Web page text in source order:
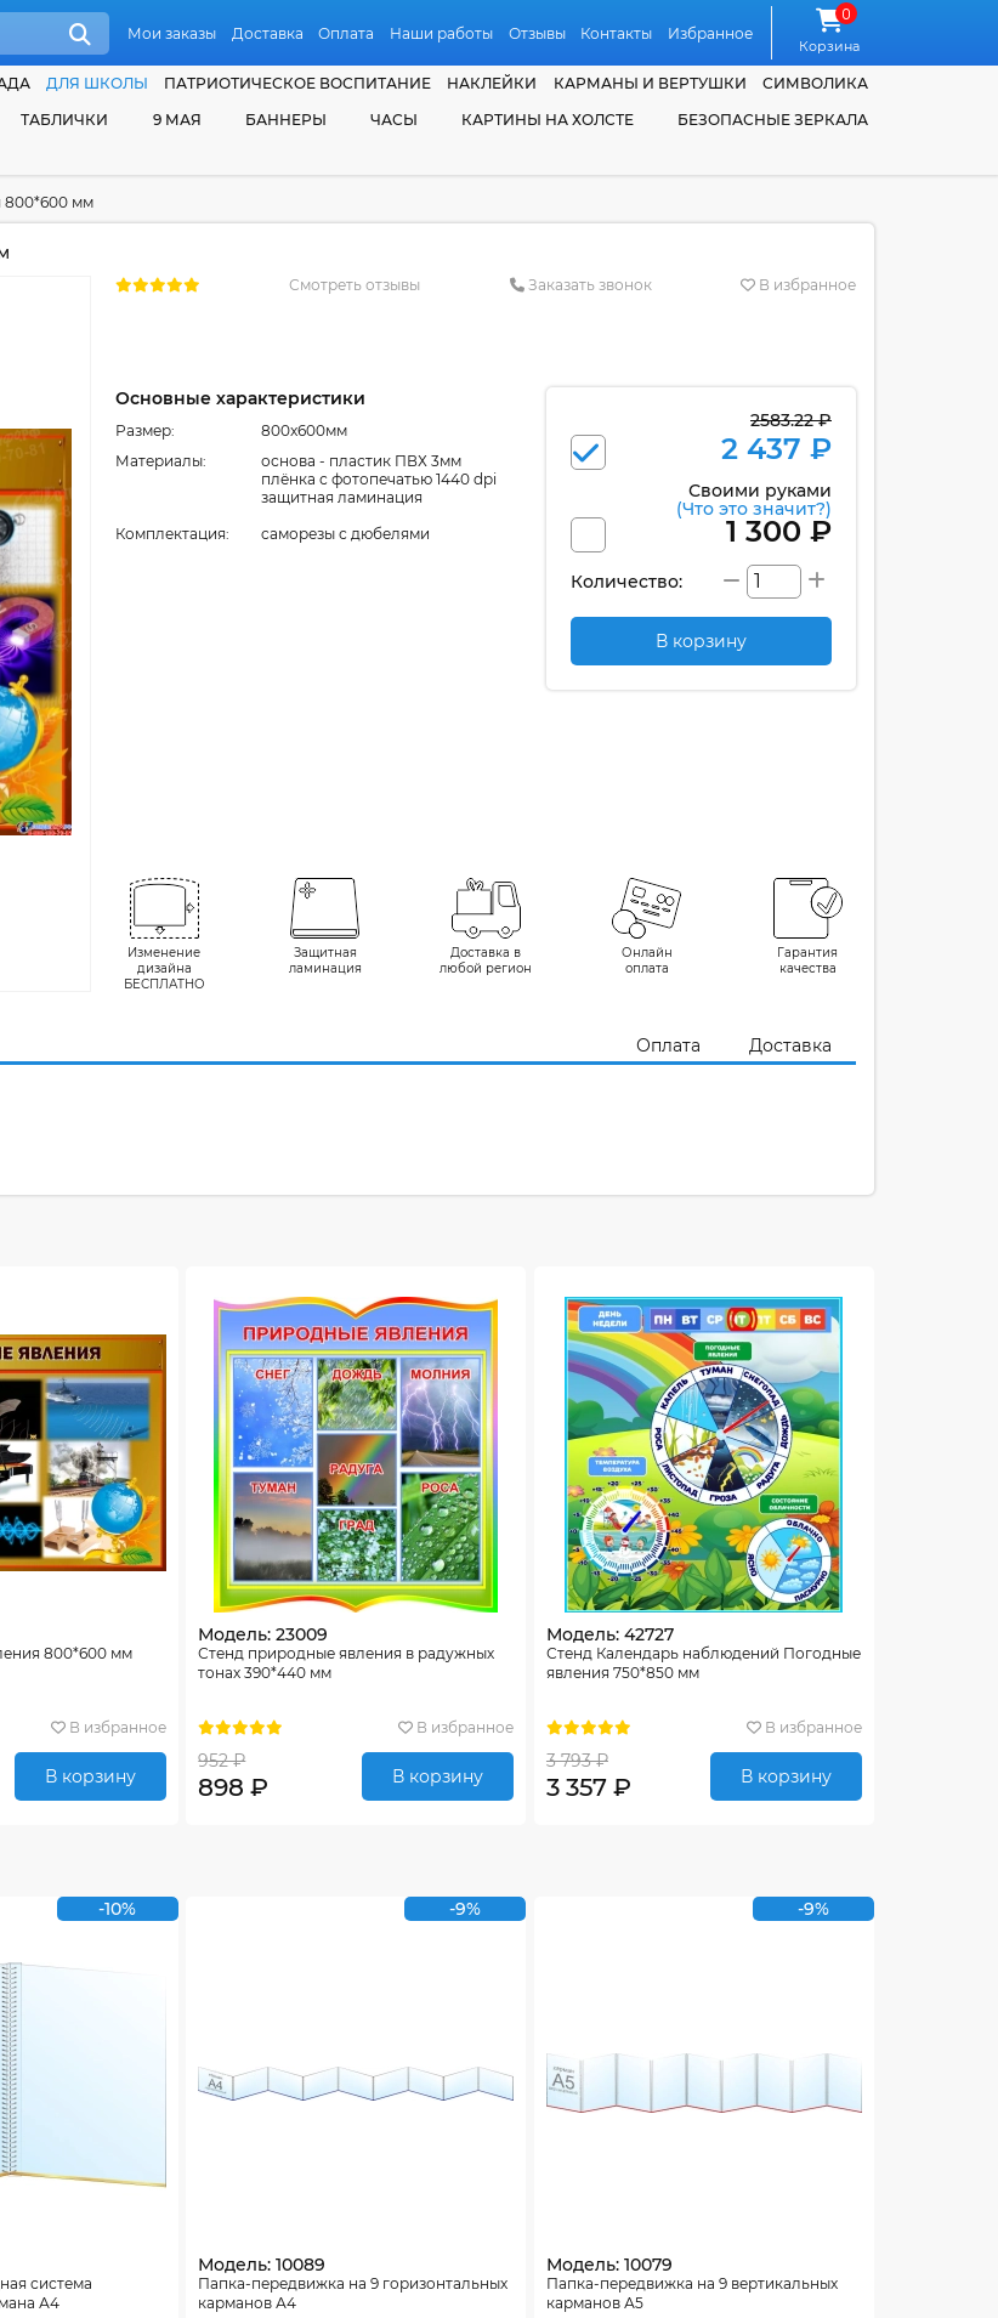
Мои заказы Доставка Оплата Наши работы Отзывы Контакты Избранное
0
Корзина
ДЛЯ ШКОЛЫ ПАТРИОТИЧЕСКОЕ ВОСПИТАНИЕ НАКЛЕЙКИ КАРМАНЫ И ВЕРТУШКИ
СИМВОЛИКА
ТАБЛИЧКИ 9 МАЯ БАННЕРЫ ЧАСЫ КАРТИНЫ НА ХОЛСТЕ
БЕЗОПАСНЫЕ ЗЕРКАЛА
800*600 мм
Смотреть отзывы Заказать звонок В избранное
Основные характеристики
Размер:
800x600мм
Материалы:
основа - пластик ПВХ 3мм
плёнка с фотопечатью 1440 dpi
защитная ламинация
Комплектация:
cаморезы с дюбелями
2583.22 ₽
2 437 ₽
Своими руками
(Что это значит?)
1 300 ₽
Количество:
В корзину
Изменение
дизайна
БЕСПЛАТНО
Защитная
ламинация
Доставка в
любой регион
Онлайн
оплата
Гарантия
качества
Оплата Доставка
800*600 мм
В избранное
В корзину
Модель: 23009
Стенд природные явления в радужных
тонах 390*440 мм
В избранное
952 ₽
898 ₽ В корзину
Модель: 42727
Стенд Календарь наблюдений Погодные
явления 750*850 мм
В избранное
3 793 ₽
3 357 ₽ В корзину
-10%
система
А4
-9%
Модель: 10089
Папка-передвижка на 9 горизонтальных
карманов А4
-9%
Модель: 10079
Папка-передвижка на 9 вертикальных
карманов А5